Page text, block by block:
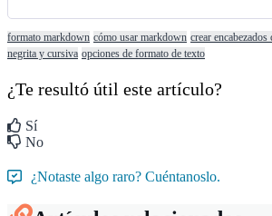
formato markdown cómo usar markdown crear
negrita y cursiva opciones de formato de texto
¿Te resultó útil este artículo?
Sí
No
¿Notaste algo raro? Cuéntanoslo.